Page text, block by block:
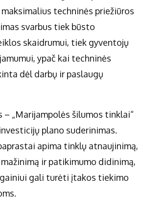
techninės priežiūros
svarbus tiek būsto
skaidrumui, tiek gyventojų
ypač kai techninės
dėl darbų ir paslaugų
– „Marijampolės šilumos tinklai“
plano suderinimas.
apima tinklų atnaujinimą,
ir patikimumo didinimą,
gali turėti įtakos tiekimo